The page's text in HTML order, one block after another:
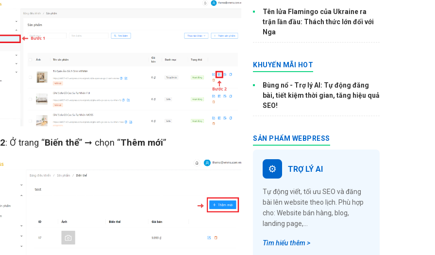
: Ở trang “Biến thể” ➞ chọn “Thêm mới”
Tên lửa Flamingo của Ukraine ra
trận lần đầu: Thách thức lớn đối với
Nga
KHUYẾN MÃI HOT
Bùng nổ - Trợ lý AI: Tự động đăng
bài, tiết kiệm thời gian, tăng hiệu quả
SEO!
SẢN PHẨM WEBPRESS
TRỢ LÝ AI
Tự động viết, tối ưu SEO và đăng
bài lên website theo lịch. Phù hợp
cho: Website bán hàng, blog,
landing page,...
Tìm hiểu thêm >